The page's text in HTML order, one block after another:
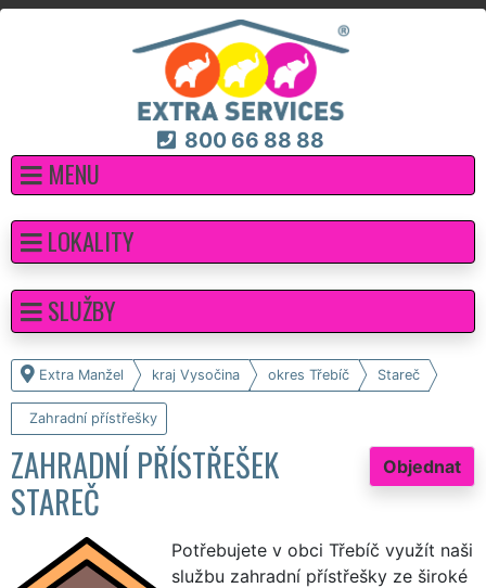
800 66 88 88
MENU
Extra Manžel kraj Vysočina okres Třebíč Stareč
Zahradní přístřešky
Objednat
ZAHRADNÍ PŘÍSTŘEŠEK
STAREČ
Potřebujete v obci Třebíč využít naši
službu zahradní přístřešky ze široké
LOKALITY
SLUŽBY